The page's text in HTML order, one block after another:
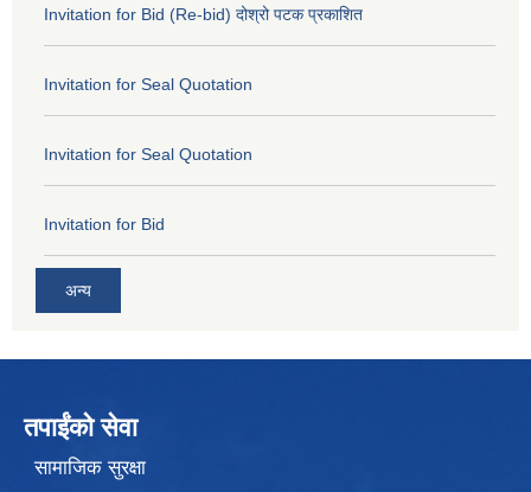
Invitation for Bid (Re-bid) दोश्रो पटक प्रकाशित
Invitation for Seal Quotation
Invitation for Seal Quotation
Invitation for Bid
अन्य
तपाईंको सेवा
सामाजिक सुरक्षा